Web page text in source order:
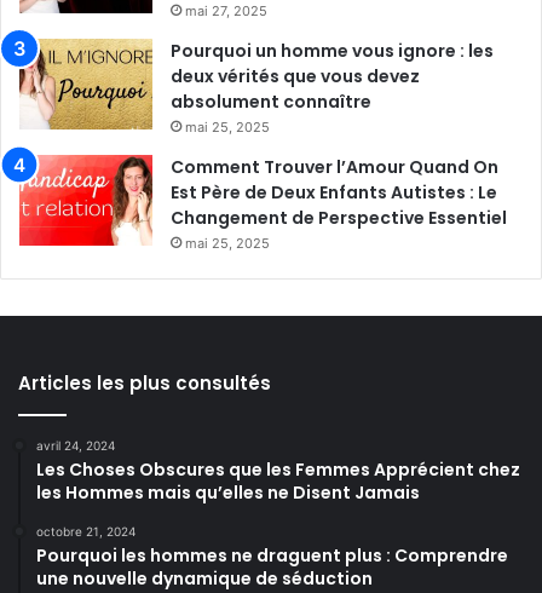
mai 27, 2025
Pourquoi un homme vous ignore : les
deux vérités que vous devez
absolument connaître
mai 25, 2025
Comment Trouver l’Amour Quand On
Est Père de Deux Enfants Autistes : Le
Changement de Perspective Essentiel
mai 25, 2025
Articles les plus consultés
avril 24, 2024
Les Choses Obscures que les Femmes Apprécient chez
les Hommes mais qu’elles ne Disent Jamais
octobre 21, 2024
Pourquoi les hommes ne draguent plus : Comprendre
une nouvelle dynamique de séduction